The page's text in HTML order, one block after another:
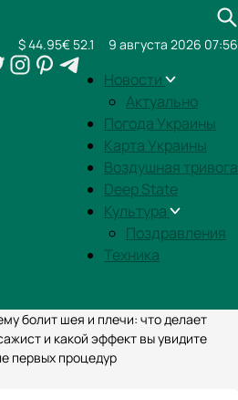
Новости
Актуально
Погода Украины
Карта Украины
Воздушная тривога
Deep State
Культура
Поздравления
Техника
$ 44.95€ 52.1 9 августа 2026 07:56
болит шея и плечи: что делает
и какой эффект вы увидите
первых процедур